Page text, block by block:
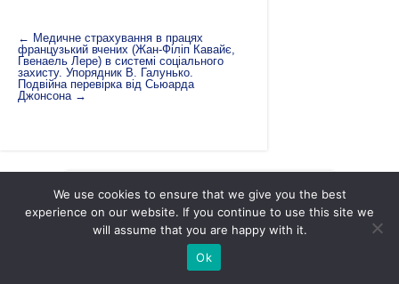
← Медичне страхування в працях
французький вчених (Жан-Філіп Кавайє,
Гвенаель Лере) в системі соціального
захисту. Упорядник В. Галунько.
Подвійна перевірка від Сьюарда
Джонсона →
Академія адміністративно-правових наук |
Науково-дослідний інститут публічного права
We use cookies to ensure that we give you the best
experience on our website. If you continue to use this site we
will assume that you are happy with it.
Ok